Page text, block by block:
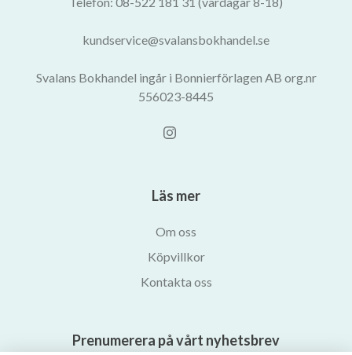
kundservice@svalansbokhandel.se
Svalans Bokhandel ingår i Bonnierförlagen AB org.nr
556023-8445
Läs mer
Om oss
Köpvillkor
Kontakta oss
Prenumerera på vårt nyhetsbrev